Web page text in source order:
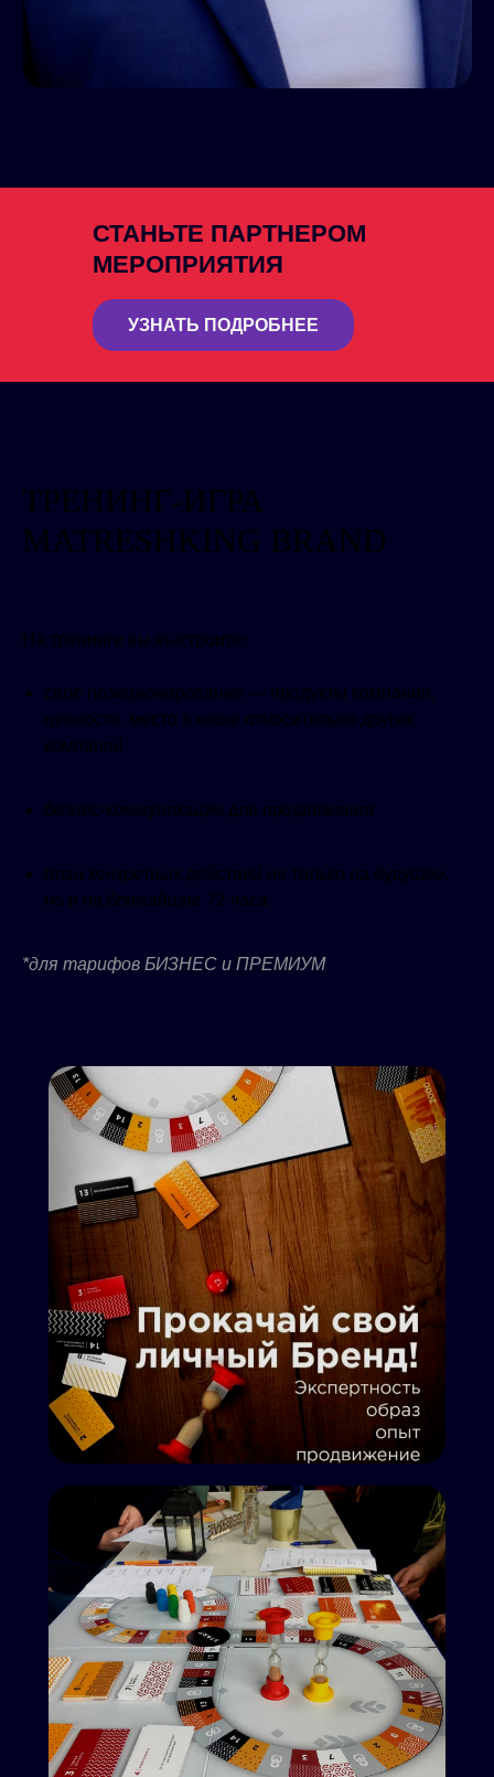
УЗНАТЬ ПОДРОБНЕЕ
СТАНЬТЕ ПАРТНЕРОМ
МЕРОПРИЯТИЯ
ТРЕНИНГ-ИГРА
MATRESHKING BRAND
На тренинге вы выстроите:
свое позиционирование — продукты компании,
ценности, место в нише относительно других
компаний
бизнес-коммуникации для продвижения
план конкретных действий не только на будущее,
но и на ближайшие 72 часа
*для тарифов БИЗНЕС и ПРЕМИУМ